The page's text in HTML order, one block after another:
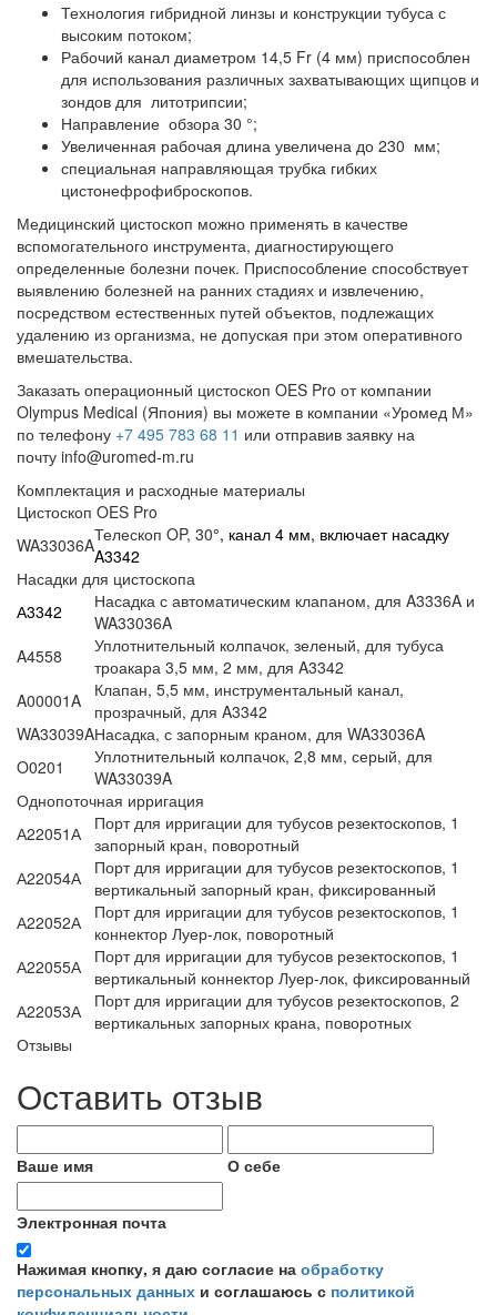
Технология гибридной линзы и конструкции тубуса с
высоким потоком;
Рабочий канал диаметром 14,5 Fr (4 мм) приспособлен
для использования различных захватывающих щипцов и
зондов для литотрипсии;
Направление обзора 30 °;
Увеличенная рабочая длина увеличена до 230 мм;
специальная направляющая трубка гибких
цистонефрофиброскопов.
Медицинский цистоскоп можно применять в качестве
вспомогательного инструмента, диагностирующего
определенные болезни почек. Приспособление способствует
выявлению болезней на ранних стадиях и извлечению,
посредством естественных путей объектов, подлежащих
удалению из организма, не допуская при этом оперативного
вмешательства.
Заказать операционный цистоскоп OES Pro от компании
Olympus Medical (Япония) вы можете в компании «Уромед М»
по телефону +7 495 783 68 11 или отправив заявку на
почту info@uromed-m.ru
Комплектация и расходные материалы
Цистоскоп OES Pro
WA33036AТелескоп OP, 30°, канал 4 мм, включает насадку
A3342
Насадки для цистоскопа
А3342
Насадка с автоматическим клапаном, для A3336A и
WA33036A
A4558
Уплотнительный колпачок, зеленый, для тубуса
троакара 3,5 мм, 2 мм, для A3342
A00001A
Клапан, 5,5 мм, инструментальный канал,
прозрачный, для A3342
WA33039AНасадка, с запорным краном, для WA33036A
O0201
Уплотнительный колпачок, 2,8 мм, серый, для
WA33039A
Однопоточная ирригация
А22051А
Порт для ирригации для тубусов резектоскопов, 1
запорный кран, поворотный
А22054А
Порт для ирригации для тубусов резектоскопов, 1
вертикальный запорный кран, фиксированный
А22052А
Порт для ирригации для тубусов резектоскопов, 1
коннектор Луер-лок, поворотный
А22055А
Порт для ирригации для тубусов резектоскопов, 1
вертикальный коннектор Луер-лок, фиксированный
А22053А
Порт для ирригации для тубусов резектоскопов, 2
вертикальных запорных крана, поворотных
Отзывы
Оставить отзыв
Ваше имя О себе
Электронная почта
Нажимая кнопку, я даю согласие на обработку
персональных данных и соглашаюсь с политикой